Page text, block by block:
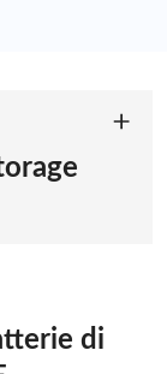
la scelta
alimentazione
di